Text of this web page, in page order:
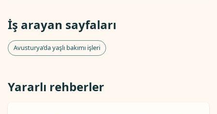
İş arayan sayfaları
Avusturya’da yaşlı bakımı işleri
Yararlı rehberler